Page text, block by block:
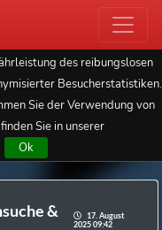
des reibungslosen
Besucherstatistiken.
Sie der Verwendung von
Sie in unserer
Ok
&
17. August
2025 09:42